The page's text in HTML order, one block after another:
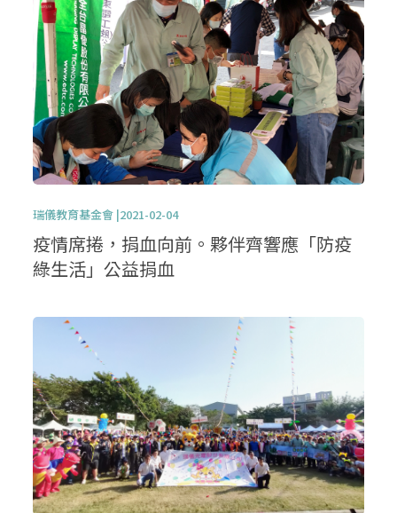
瑞儀教育基金會 |2021-02-04
疫情席捲，捐血向前。夥伴齊響應「防疫
綠生活」公益捐血